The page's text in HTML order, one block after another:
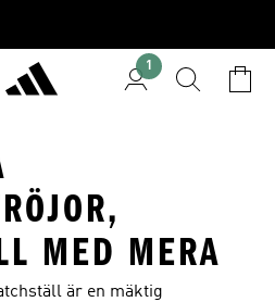
1
MED MERA
är en mäktig